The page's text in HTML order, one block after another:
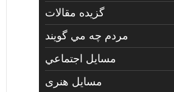
گزیده مقالات
مردم چه مي گويند
مسايل اجتماعي
مسايل هنری